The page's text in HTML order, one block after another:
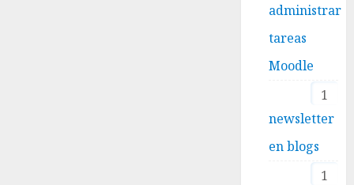
administrar
tareas
Moodle
1
newsletter
en blogs
1